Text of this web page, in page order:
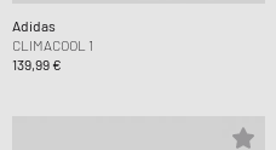
Adidas
CLIMACOOL 1
139,99 €